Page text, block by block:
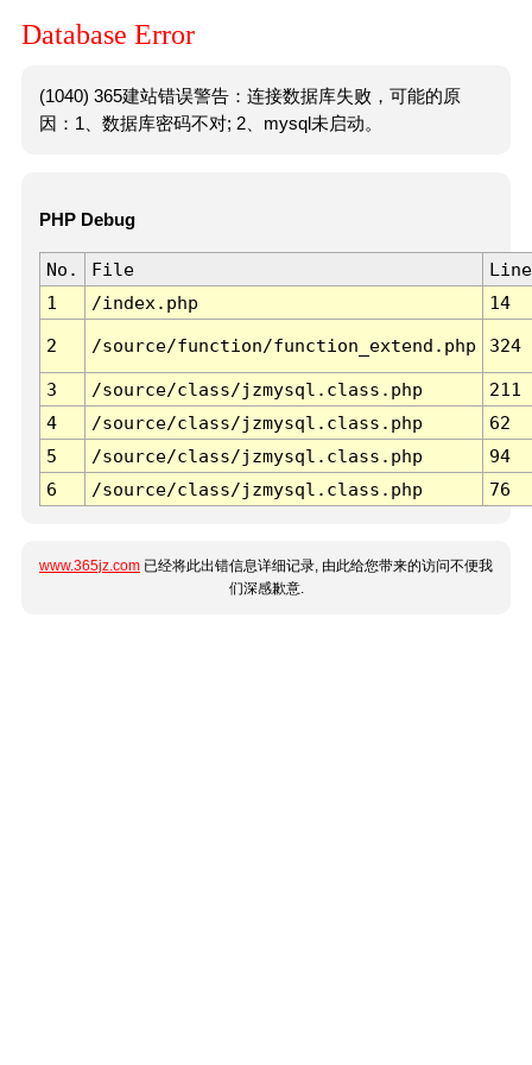
Database Error
(1040) 365建站错误警告：连接数据库失败，可能的原
因：1、数据库密码不对; 2、mysql未启动。
PHP Debug
No. File
Line
1
/index.php 14
2 /source/function/function_extend.php 324
3 /source/class/jzmysql.class.php
211
4
/source/class/jzmysql.class.php
62
5
/source/class/jzmysql.class.php
94
6
/source/class/jzmysql.class.php 76
www.365jz.com 已经将此出错信息详细记录, 由此给您带来的访问不便我
们深感歉意.